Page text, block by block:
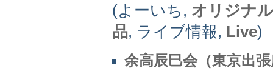
(よーいち, オリジナ
品, ライブ情報, Live)
余高辰巳会（東京出